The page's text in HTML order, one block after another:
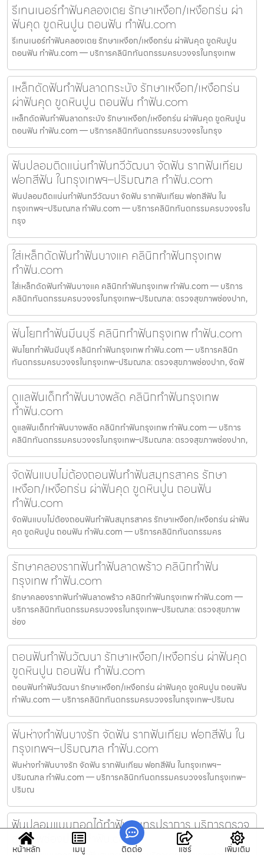
รีเทนเนอร์ทำฟันคลองเตย รักษาเหงือก/เหงือกร่น ผ่า
ฟันคุด ขูดหินปูน ถอนฟัน ทำฟัน.com
รีเทนเนอร์ทำฟันคลองเตย รักษาเหงือก/เหงือกร่น ผ่าฟันคุด ขูดหินปูน
ถอนฟัน ทำฟัน.com — บริการคลินิกทันตกรรมครบวงจรในกรุงเทพ
เหล็กดัดฟันทำฟันลาดกระบัง รักษาเหงือก/เหงือกร่น
ผ่าฟันคุด ขูดหินปูน ถอนฟัน ทำฟัน.com
เหล็กดัดฟันทำฟันลาดกระบัง รักษาเหงือก/เหงือกร่น ผ่าฟันคุด ขูดหินปูน
ถอนฟัน ทำฟัน.com — บริการคลินิกทันตกรรมครบวงจรในกรุง
ฟันปลอมติดแน่นทำฟันทวีวัฒนา จัดฟัน รากฟันเทียม
ฟอกสีฟัน ในกรุงเทพฯ–ปริมณฑล ทำฟัน.com
ฟันปลอมติดแน่นทำฟันทวีวัฒนา จัดฟัน รากฟันเทียม ฟอกสีฟัน ใน
กรุงเทพฯ–ปริมณฑล ทำฟัน.com — บริการคลินิกทันตกรรมครบวงจรใน
กรุง
ใส่เหล็กดัดฟันทำฟันบางแค คลินิกทำฟันกรุงเทพ
ทำฟัน.com
ใส่เหล็กดัดฟันทำฟันบางแค คลินิกทำฟันกรุงเทพ ทำฟัน.com — บริการ
คลินิกทันตกรรมครบวงจรในกรุงเทพ–ปริมณฑล: ตรวจสุขภาพช่องปาก,
ฟันโยกทำฟันมีนบุรี คลินิกทำฟันกรุงเทพ ทำฟัน.com
ฟันโยกทำฟันมีนบุรี คลินิกทำฟันกรุงเทพ ทำฟัน.com — บริการคลินิก
ทันตกรรมครบวงจรในกรุงเทพ–ปริมณฑล: ตรวจสุขภาพช่องปาก, จัดฟั
ดูแลฟันเด็กทำฟันบางพลัด คลินิกทำฟันกรุงเทพ
ทำฟัน.com
ดูแลฟันเด็กทำฟันบางพลัด คลินิกทำฟันกรุงเทพ ทำฟัน.com — บริการ
คลินิกทันตกรรมครบวงจรในกรุงเทพ–ปริมณฑล: ตรวจสุขภาพช่องปาก,
จัดฟันแบบไม่ต้องถอนฟันทำฟันสมุทรสาคร รักษา
เหงือก/เหงือกร่น ผ่าฟันคุด ขูดหินปูน ถอนฟัน
ทำฟัน.com
จัดฟันแบบไม่ต้องถอนฟันทำฟันสมุทรสาคร รักษาเหงือก/เหงือกร่น ผ่าฟัน
คุด ขูดหินปูน ถอนฟัน ทำฟัน.com — บริการคลินิกทันตกรรมคร
รักษาคลองรากฟันทำฟันลาดพร้าว คลินิกทำฟัน
กรุงเทพ ทำฟัน.com
รักษาคลองรากฟันทำฟันลาดพร้าว คลินิกทำฟันกรุงเทพ ทำฟัน.com —
บริการคลินิกทันตกรรมครบวงจรในกรุงเทพ–ปริมณฑล: ตรวจสุขภาพ
ช่อง
ถอนฟันทำฟันวัฒนา รักษาเหงือก/เหงือกร่น ผ่าฟันคุด
ขูดหินปูน ถอนฟัน ทำฟัน.com
ถอนฟันทำฟันวัฒนา รักษาเหงือก/เหงือกร่น ผ่าฟันคุด ขูดหินปูน ถอนฟัน
ทำฟัน.com — บริการคลินิกทันตกรรมครบวงจรในกรุงเทพ–ปริมณ
ฟันห่างทำฟันบางรัก จัดฟัน รากฟันเทียม ฟอกสีฟัน ใน
กรุงเทพฯ–ปริมณฑล ทำฟัน.com
ฟันห่างทำฟันบางรัก จัดฟัน รากฟันเทียม ฟอกสีฟัน ในกรุงเทพฯ–
ปริมณฑล ทำฟัน.com — บริการคลินิกทันตกรรมครบวงจรในกรุงเทพ–
ปริมณ
ฟันปลอมแบบถอดได้ทำฟันสมุทรปราการ บริการตรวจ
สุขภาพช่องปาก ทำฟัน.com
หน้าหลัก เมนู ติดต่อ แชร์ เพิ่มเติม